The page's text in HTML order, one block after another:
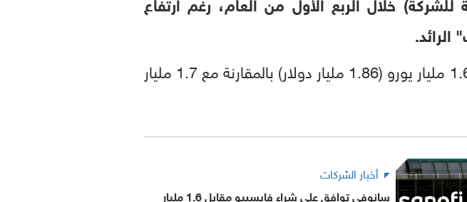
وانخفض صافي الدخل من العمليات المستمرة ليصل إلى 1.6 مليار يورو (1.86 مليار دولار) بالمقارنة مع 1.7 مليار
أخبار الشركات
سانوفي توافق على شراء فايسبيو مقابل 1.6 مليار